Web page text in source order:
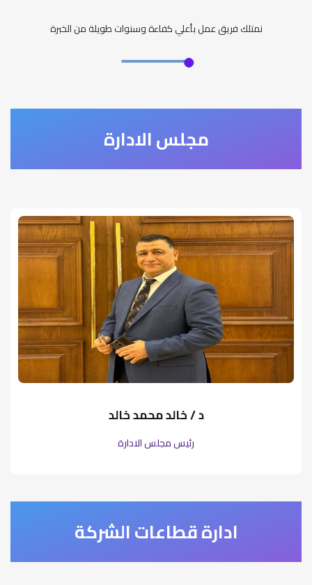
نمتلك فريق عمل بأعلي كفاءة وسنوات طويلة من الخبرة
مجلس الادارة
د / خالد محمد خالد
رئيس مجلس الادارة
ادارة قطاعات الشركة